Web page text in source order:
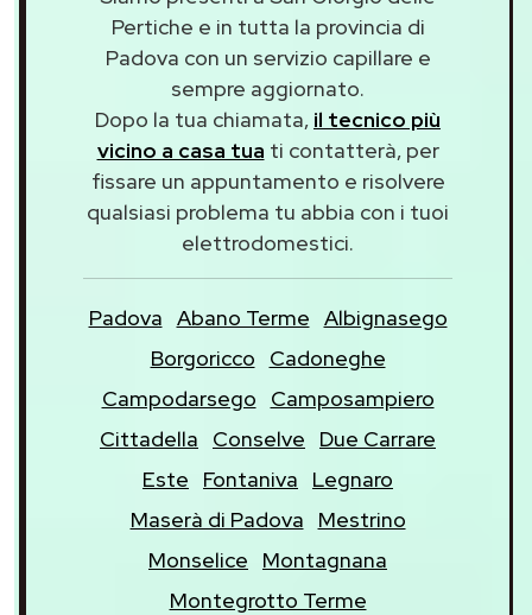
Pertiche e in tutta la provincia di
Padova con un servizio capillare e
sempre aggiornato.
Dopo la tua chiamata, il tecnico più
vicino a casa tua ti contatterà, per
fissare un appuntamento e risolvere
qualsiasi problema tu abbia con i tuoi
elettrodomestici.
Padova Abano Terme Albignasego
Borgoricco
Cadoneghe
Campodarsego
Camposampiero
Cittadella
Conselve
Due Carrare
Este
Fontaniva
Legnaro
Maserà di Padova
Mestrino
Monselice
Montagnana
Montegrotto Terme